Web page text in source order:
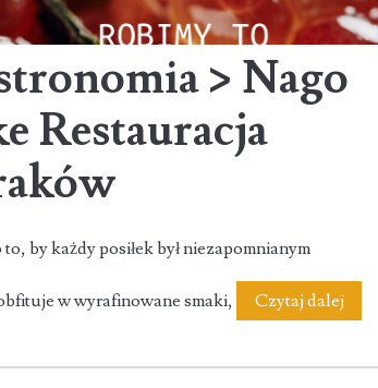
> Nago
Restauracja
by każdy posiłek był niezapomnianym
w wyrafinowane smaki, Czytaj dalejHome